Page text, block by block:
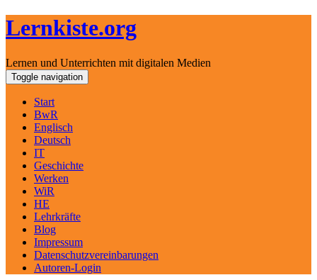
Lernkiste.org
Lernen und Unterrichten mit digitalen Medien
Skip
to
content
Toggle navigation
Start
BwR
Englisch
Deutsch
IT
Geschichte
Werken
WiR
HE
Lehrkräfte
Blog
Impressum
Datenschutzvereinbarungen
Autoren-Login